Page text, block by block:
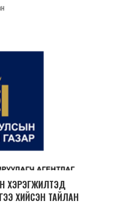
ХЭРЭГЖИЛТЭД
ХИЙСЭН ТАЙЛАН